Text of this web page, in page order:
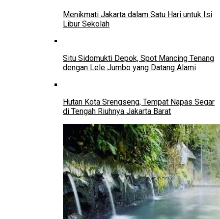
Menikmati Jakarta dalam Satu Hari untuk Isi
Libur Sekolah
Situ Sidomukti Depok, Spot Mancing Tenang
dengan Lele Jumbo yang Datang Alami
Hutan Kota Srengseng, Tempat Napas Segar
di Tengah Riuhnya Jakarta Barat